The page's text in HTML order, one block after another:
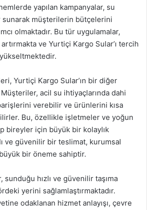
yapılan kampanyalar, su
sunarak müşterilerin bütçelerini
olmaktadır. Bu tür uygulamalar,
ve Yurtiçi Kargo Sular’ı tercih
yükseltmektedir.
Yurtiçi Kargo Sular’ın bir diğer
Müşteriler, acil su ihtiyaçlarında dahi
verebilir ve ürünlerini kısa
Bu, özellikle işletmeler ve yoğun
bireyler için büyük bir kolaylık
ve güvenilir bir teslimat, kurumsal
bir öneme sahiptir.
hızlı ve güvenilir taşıma
yerini sağlamlaştırmaktadır.
odaklanan hizmet anlayışı, çevre